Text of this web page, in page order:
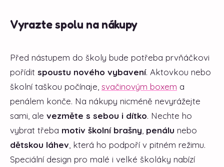
Vyrazte spolu na nákupy
Před nástupem do školy bude potřeba prvňáčkovi
pořídit spoustu nového vybavení. Aktovkou nebo
školní taškou počínaje, svačinovým boxem a
penálem konče. Na nákupy nicméně nevyrážejte
sami, ale vezměte s sebou i dítko. Nechte ho
vybrat třeba motiv školní brašny, penálu nebo
dětskou láhev, která ho podpoří v pitném režimu.
Speciální design pro malé i velké školáky nabízí